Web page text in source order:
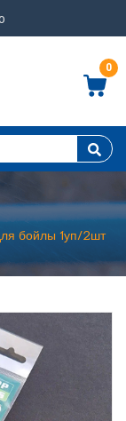
0
бойлы 1уп/2шт